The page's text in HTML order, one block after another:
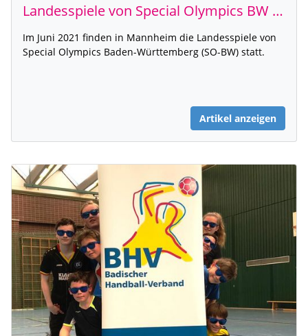
Landesspiele von Special Olympics BW in Mannheim
Im Juni 2021 finden in Mannheim die Landesspiele von
Special Olympics Baden-Württemberg (SO-BW) statt.
Artikel anzeigen